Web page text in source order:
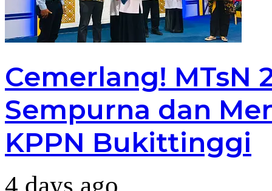
Cemerlang! MTsN
Sempurna dan
KPPN Bukittinggi
4 days ago